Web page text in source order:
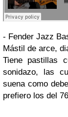
- Fender Jazz
Mástil de arce,
Tiene pastillas
sonidazo, las
suena como
prefiero los del